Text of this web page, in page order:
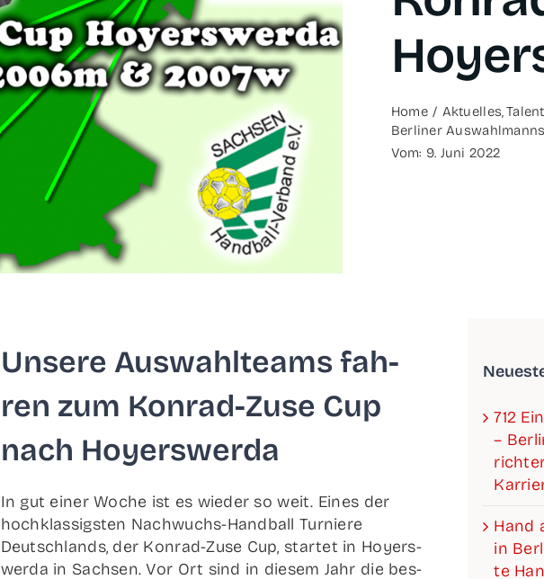
Home Aktu­el­les
Ber­li­ner
Vom: 9. Juni 2022
Unse­re Aus­wahl­teams fah­
ren zum Kon­­rad-Zuse Cup
nach Hoyerswerda
In gut einer Woche ist es wie­der so weit. Eines der
hoch­klas­sigs­ten Nach­­wuchs-Han­d­­ball Tur­nie­re
Deutsch­lands, der Kon­­rad-Zuse Cup, star­tet in Hoyers­
wer­da in Sach­sen. Vor Ort sind in die­sem Jahr die bes­
712
–
Hand
in
te